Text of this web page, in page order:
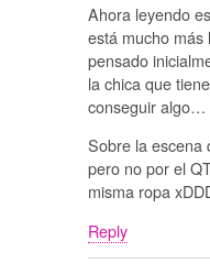
Ahora leyendo
está mucho más
pensado
la chica que
conseguir algo…
Sobre la escena
pero no por el
misma ropa
Reply